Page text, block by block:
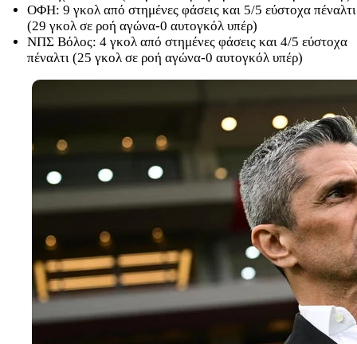
ΟΦΗ: 9 γκολ από στημένες φάσεις και 5/5 εύστοχα πέναλτι
(29 γκολ σε ροή αγώνα-0 αυτογκόλ υπέρ)
ΝΠΣ Βόλος: 4 γκολ από στημένες φάσεις και 4/5 εύστοχα
πέναλτι (25 γκολ σε ροή αγώνα-0 αυτογκόλ υπέρ)